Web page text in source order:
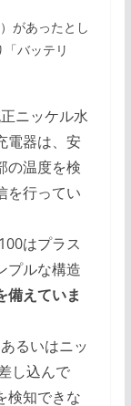
があったとし
バッテリ
ニッケル水
電器は、安
の温度を検
を行ってい
はプラス
プルな構造
備えていま
るいはニッ
し込んで
検知できな